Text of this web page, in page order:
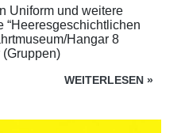
Uniform und weitere
“Heeresgeschichtlichen
Hangar 8
WEITERLESEN »